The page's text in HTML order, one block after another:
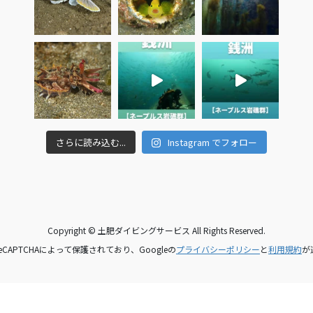
さらに読み込む... Instagram でフォロー
Copyright © 土肥ダイビングサービス All Rights Reserved.
によって保護されており、Googleのプライバシーポリシーと利用規約が